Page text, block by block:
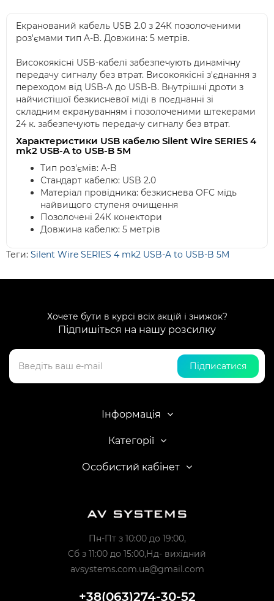
Екранований кабель USB 2.0 з 24К позолоченими
роз'ємами тип A-B. Довжина: 5 метрів.
Високоякісні USB-кабелі забезпечують динамічну
передачу сигналу без втрат. Високоякісні з'єднання з
переходом від USB-A до USB-B. Внутрішні дроти з
найчистішої безкисневої міді в поєднанні зі
складним екрануванням і позолоченими штекерами
24 к. забезпечують передачу сигналу без втрат.
Характеристики USB кабелю Silent Wire SERIES 4
mk2 USB-A to USB-B 5M
Тип роз'ємів: A-B
Стандарт кабелю: USB 2.0
Матеріал провідника: безкиснева OFC мідь
найвищого ступеня очищення
Позолочені 24К конектори
Довжина кабелю: 5 метрів
Теги: Silent Wire SERIES 4 mk2 USB-A to USB-B 5M
Хочете бути в курсі всіх акцій і знижок?
Підпишіться на нашу розсилку
Підписатися
Інформація
Категорії
Особистий кабінет
Пн-Пт з 10:00 до 19:00,
Сб з 11:00 до 15:00,Нд- вихідний
avsystems.com.ua@gmail.com
+38(063)274-30-52